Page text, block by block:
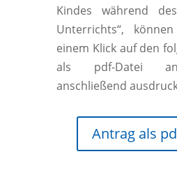
Kindes während
Unterrichts“,
einem Klick auf den
als pdf-Datei
anschließend
Antrag als